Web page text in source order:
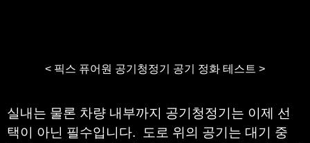
< 픽스 퓨어원 공기청정기 공기 정화 테스트 >
실내는 물론 차량 내부까지 공기청정기는 이제 선
택이 아닌 필수입니다. 도로 위의 공기는 대기 중